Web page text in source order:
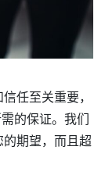
任至关重要，
的保证。我们
期望，而且超